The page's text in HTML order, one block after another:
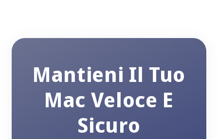
Mantieni Il Tuo
Mac Veloce E
Sicuro